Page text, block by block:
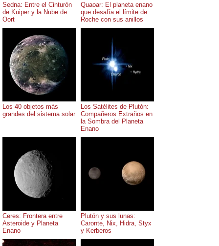
Sedna: Entre el Cinturón
de Kuiper y la Nube de
Oort
Quaoar: El planeta enano
que desafía el límite de
Roche con sus anillos
Los 40 objetos más
grandes del sistema solar
Los Satélites de Plutón:
Compañeros Extraños en
la Sombra del Planeta
Enano
Ceres: Frontera entre
Asteroide y Planeta
Enano
Plutón y sus lunas:
Caronte, Nix, Hidra, Styx
y Kerberos